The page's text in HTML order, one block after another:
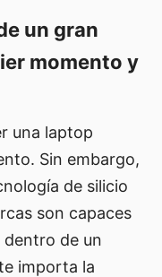
un gran
momento y
una laptop
Sin embargo,
de silicio
son capaces
de un
importa la